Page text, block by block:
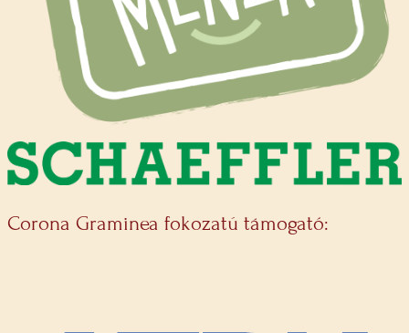
Corona Graminea fokozatú támogató: